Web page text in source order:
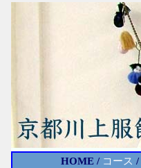
HOME/ コース /